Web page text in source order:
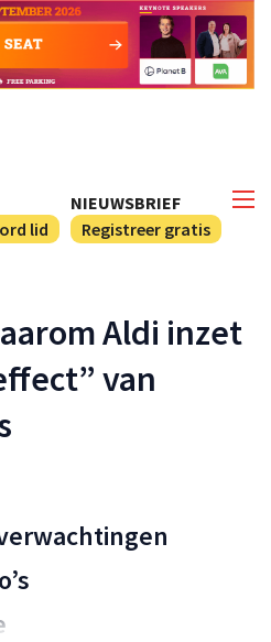
NIEUWSBRIEF
Registreer gratis
lid
Aldi inzet
van